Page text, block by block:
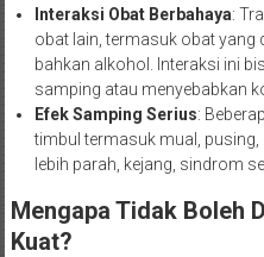
Interaksi Obat Berbahaya:
obat lain, termasuk obat yang
bahkan alkohol. Interaksi ini
samping atau menyebabkan
Efek Samping Serius:
timbul termasuk mual,
lebih parah, kejang, sindrom
Mengapa Tidak Boleh
Kuat?